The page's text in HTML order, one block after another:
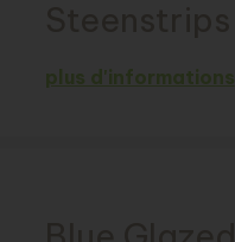
plus d'informations